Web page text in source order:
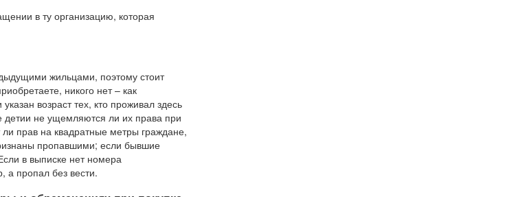
в ту организацию, которая
жильцами, поэтому стоит
никого нет – как
возраст тех, кто проживал здесь
не ущемляются ли их права при
прав на квадратные метры граждане,
пропавшими; если бывшие
в выписке нет номера
а пропал без вести.